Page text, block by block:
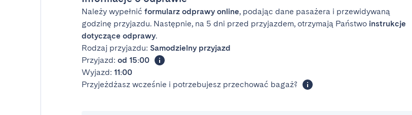
Należy wypełnić formularz odprawy online, podając dane pasażera i przewidywaną
godzinę przyjazdu. Następnie, na 5 dni przed przyjazdem, otrzymają Państwo instrukcje
dotyczące odprawy.
Rodzaj przyjazdu: Samodzielny przyjazd
Przyjazd: od 15:00
Wyjazd: 11:00
Przyjeżdżasz wcześnie i potrzebujesz przechować bagaż?